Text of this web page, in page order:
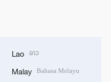
Lao ລາວ
Malay Bahasa Melayu